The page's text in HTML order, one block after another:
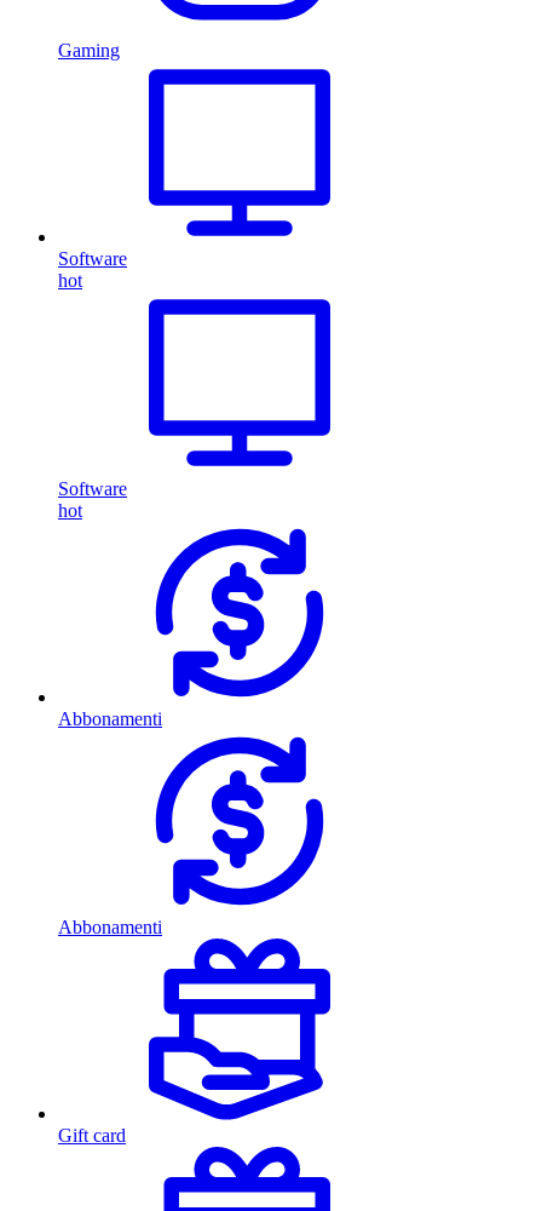
Gaming
Software
hot
Software
hot
Abbonamenti
Abbonamenti
Gift card